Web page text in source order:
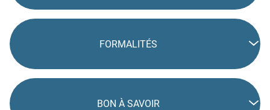
FORMALITÉS
BON À SAVOIR